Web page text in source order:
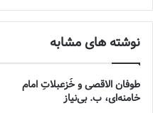
نوشته های مشابه
طوفان الاقصی و خُزعبلاتِ امام
خامنه‌ای، ب. بی‌نیاز